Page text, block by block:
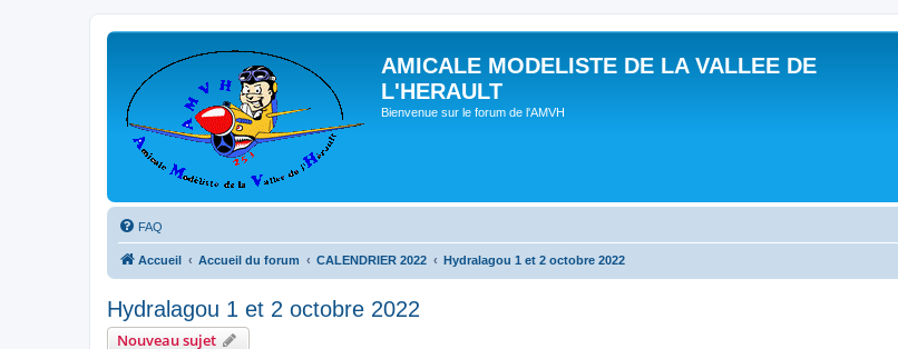
AMICALE MODELISTE DE LA VALLEE DE
L'HERAULT
Bienvenue sur le forum de l'AMVH
FAQ
Accueil Accueil du forum CALENDRIER 2022 Hydralagou 1 et 2 octobre 2022
Hydralagou 1 et 2 octobre 2022
Nouveau sujet